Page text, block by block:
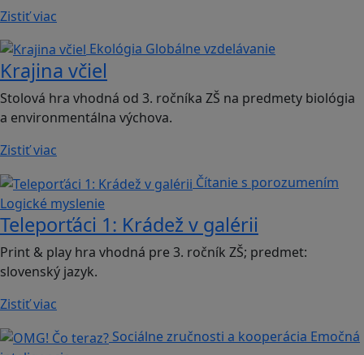
Zistiť viac
Ekológia Globálne vzdelávanie
Krajina včiel
Stolová hra vhodná od 3. ročníka ZŠ na predmety biológia
a environmentálna výchova.
Zistiť viac
Čítanie s porozumením
Logické myslenie
Teleporťáci 1: Krádež v galérii
Print & play hra vhodná pre 3. ročník ZŠ; predmet:
slovenský jazyk.
Zistiť viac
Sociálne zručnosti a kooperácia Emočná